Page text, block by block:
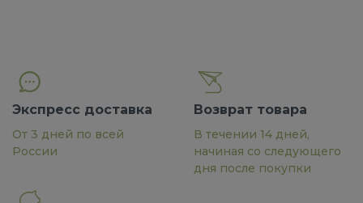
Экспресс доставка
От 3 дней по всей
России
Возврат товара
В течении 14 дней,
начиная со следующего
дня после покупки